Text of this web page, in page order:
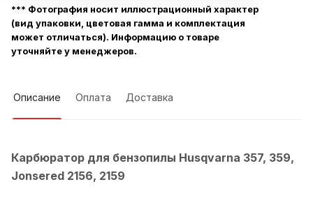
*** Фотография носит иллюстрационный характер
(вид упаковки, цветовая гамма и комплектация
может отличаться). Информацию о товаре
уточняйте у менеджеров.
Описание Оплата Доставка
Карбюратор для бензопилы Husqvarna 357, 359,
Jonsered 2156, 2159